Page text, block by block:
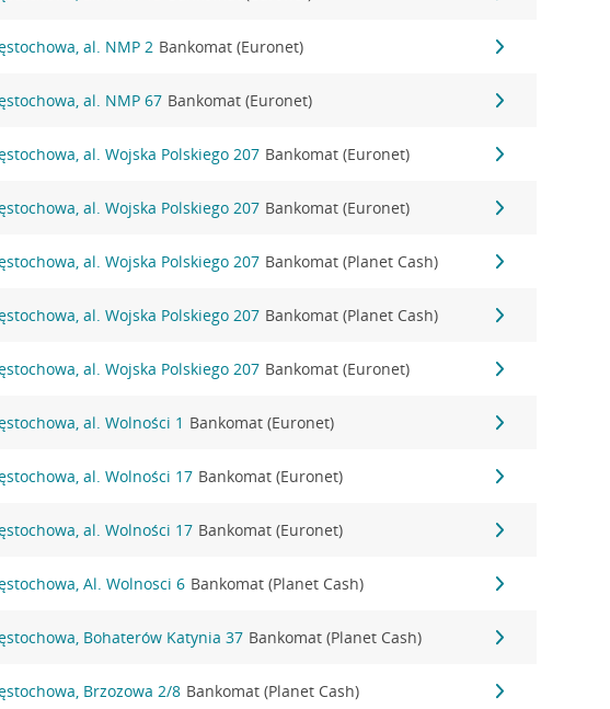
al. NMP 2 Bankomat (Euronet)
al. NMP 67 Bankomat (Euronet)
al. Wojska Polskiego 207 Bankomat (Euronet)
al. Wojska Polskiego 207 Bankomat (Euronet)
al. Wojska Polskiego 207 Bankomat (Planet Cash)
al. Wojska Polskiego 207 Bankomat (Planet Cash)
al. Wojska Polskiego 207 Bankomat (Euronet)
al. Wolności 1 Bankomat (Euronet)
al. Wolności 17 Bankomat (Euronet)
al. Wolności 17 Bankomat (Euronet)
Al. Wolnosci 6 Bankomat (Planet Cash)
Bohaterów Katynia 37 Bankomat (Planet Cash)
Brzozowa 2/8 Bankomat (Planet Cash)